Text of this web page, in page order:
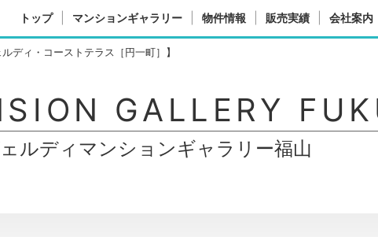
トップ マンションギャラリー 物件情報 販売実績 会社案内
ディ・コーストテラス［円一町］】
ルディマンションギャラリー福山
GALLERY